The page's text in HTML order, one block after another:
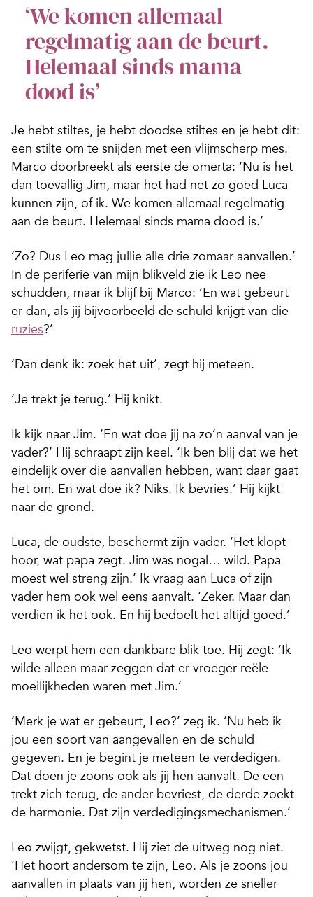
‘We komen allemaal
regelmatig aan de beurt.
Helemaal sinds mama
dood is’
Je hebt stiltes, je hebt doodse stiltes en je hebt dit:
een stilte om te snijden met een vlijmscherp mes.
Marco doorbreekt als eerste de omerta: ‘Nu is het
dan toevallig Jim, maar het had net zo goed Luca
kunnen zijn, of ik. We komen allemaal regelmatig
aan de beurt. Helemaal sinds mama dood is.’
‘Zo? Dus Leo mag jullie alle drie zomaar aanvallen.’
In de periferie van mijn blikveld zie ik Leo nee
schudden, maar ik blijf bij Marco: ‘En wat gebeurt
er dan, als jij bijvoorbeeld de schuld krijgt van die
ruzies?’
‘Dan denk ik: zoek het uit’, zegt hij meteen.
‘Je trekt je terug.’ Hij knikt.
Ik kijk naar Jim. ‘En wat doe jij na zo’n aanval van je
vader?’ Hij schraapt zijn keel. ‘Ik ben blij dat we het
eindelijk over die aanvallen hebben, want daar gaat
het om. En wat doe ik? Niks. Ik bevries.’ Hij kijkt
naar de grond.
Luca, de oudste, beschermt zijn vader. ‘Het klopt
hoor, wat papa zegt. Jim was nogal… wild. Papa
moest wel streng zijn.’ Ik vraag aan Luca of zijn
vader hem ook wel eens aanvalt. ‘Zeker. Maar dan
verdien ik het ook. En hij bedoelt het altijd goed.’
Leo werpt hem een dankbare blik toe. Hij zegt: ‘Ik
wilde alleen maar zeggen dat er vroeger reële
moeilijkheden waren met Jim.’
‘Merk je wat er gebeurt, Leo?’ zeg ik. ‘Nu heb ik
jou een soort van aangevallen en de schuld
gegeven. En je begint je meteen te verdedigen.
Dat doen je zoons ook als jij hen aanvalt. De een
trekt zich terug, de ander bevriest, de derde zoekt
de harmonie. Dat zijn verdedigingsmechanismen.’
Leo zwijgt, gekwetst. Hij ziet de uitweg nog niet.
‘Het hoort andersom te zijn, Leo. Als je zoons jou
aanvallen in plaats van jij hen, worden ze sneller